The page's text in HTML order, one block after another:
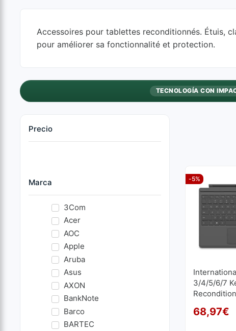
Accessoires pour tablettes reconditionnés. Étuis,
pour améliorer sa fonctionnalité et protection.
TECNOLOGÍA CON
Precio
Marca
3Com
Acer
AOC
Apple
Aruba
Asus
AXON
BankNote
Barco
BARTEC
3/4/5/6/7
68,97€
-5%